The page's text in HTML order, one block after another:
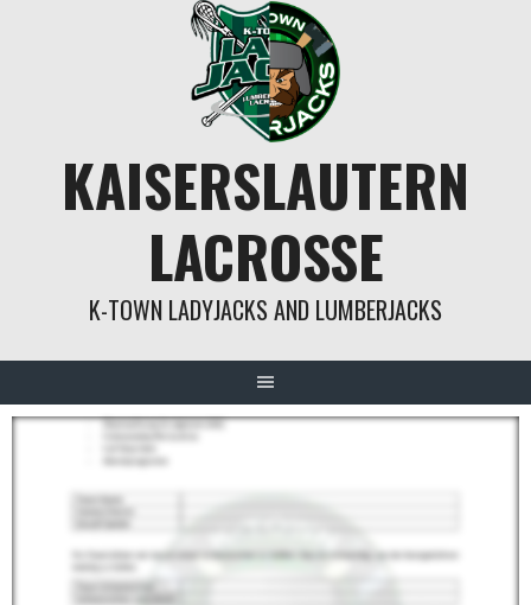
KAISERSLAUTERN
LACROSSE
K-TOWN LADYJACKS AND LUMBERJACKS